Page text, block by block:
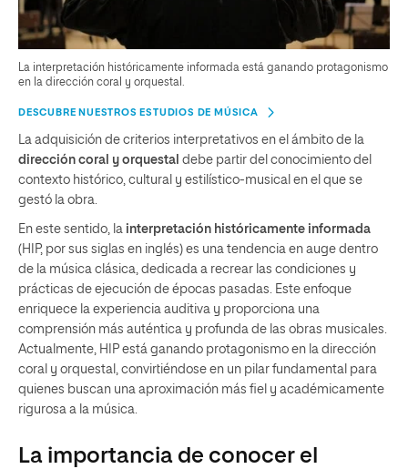
La interpretación históricamente informada está ganando protagonismo
en la dirección coral y orquestal.
DESCUBRE NUESTROS ESTUDIOS DE MÚSICA
La adquisición de criterios interpretativos en el ámbito de la
dirección coral y orquestal debe partir del conocimiento del
contexto histórico, cultural y estilístico-musical en el que se
gestó la obra.
En este sentido, la interpretación históricamente informada
(HIP, por sus siglas en inglés) es una tendencia en auge dentro
de la música clásica, dedicada a recrear las condiciones y
prácticas de ejecución de épocas pasadas. Este enfoque
enriquece la experiencia auditiva y proporciona una
comprensión más auténtica y profunda de las obras musicales.
Actualmente, HIP está ganando protagonismo en la dirección
coral y orquestal, convirtiéndose en un pilar fundamental para
quienes buscan una aproximación más fiel y académicamente
rigurosa a la música.
La importancia de conocer el